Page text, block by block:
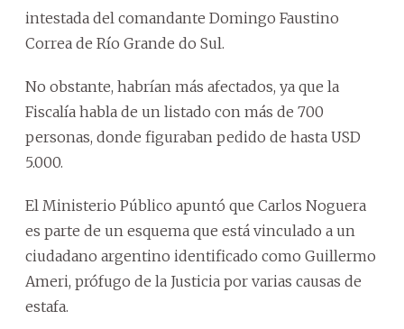
intestada del comandante Domingo Faustino
Correa de Río Grande do Sul.
No obstante, habrían más afectados, ya que la
Fiscalía habla de un listado con más de 700
personas, donde figuraban pedido de hasta USD
5.000.
El Ministerio Público apuntó que Carlos Noguera
es parte de un esquema que está vinculado a un
ciudadano argentino identificado como Guillermo
Ameri, prófugo de la Justicia por varias causas de
estafa.